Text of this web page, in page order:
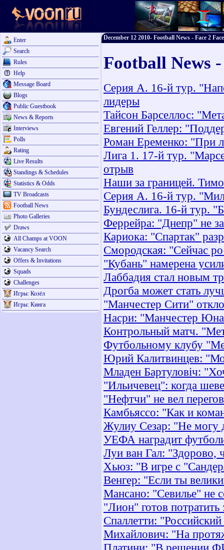
Enter
Search
Rules
Help
Message Board
Blogs
Public Guestbook
News & Reports
Interviews
Polls
Rating
Live Results
Standings & Schedules
Statistics & Odds
TV Broadcasts
Football News
Photo Galleries
Draws
All Champs at VOON
Vacancy Search
Offers & Invitations
Squads
Challenges
Игры: Козёл
Игры: Кинга
December 12 2010- Football News - Face 2
Football News
Серия А. 16-й тур.
лидеры
Тайсон Барселлос:
Евгений Геллер:
Роман Еременко: "При
Лига 1. 17-й тур.
отрыв
Наши за границей.
Серия А. 16-й тур.
Бундеслига. 16-й тур.
Феррейра: "Днепр" не
Кариока: "Спартак"
Смородская: "Сейчас
"Кубань" намерена
Лаббадия стал новым
Дрогба может стать
"Манчестер Сити"
Насри: "Манчестер
Контрольный матч.
Футбольному клубу
Юрий Калитвинцев:
Младен Бартуловіч:
"Ильичевец": когда
"Нефтчи" не вел
Камбьяссо: "Как и
Жулиу Сезар: "Не могу
УЕФА наградит
Луи ван Гал: "Здорово,
Хьюз: "В игре с
Венгер: "Если ты
Мансано: "Севилье" не
"Лион" готов
Спаллетти:
Михайлович: "На